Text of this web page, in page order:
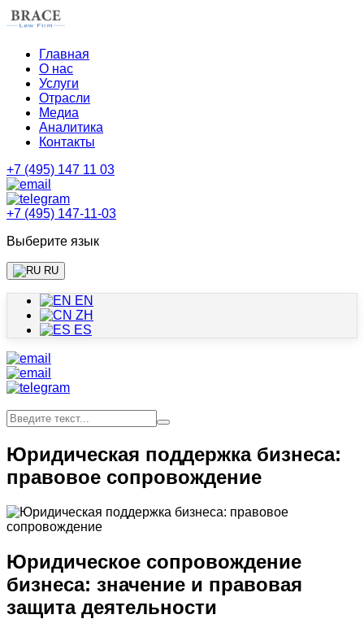
Главная
О нас
Услуги
Отрасли
Медиа
Аналитика
Контакты
+7 (495) 147 11 03
+7 (495) 147-11-03
Выберите язык
RU
EN
ZH
ES
Юридическая поддержка бизнеса:
правовое сопровождение
Юридическое сопровождение
бизнеса: значение и правовая
защита деятельности